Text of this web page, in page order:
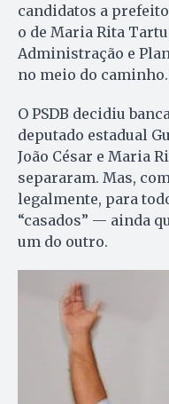
candidatos a
o de Maria Rita
Administração e
no meio do caminho.
O PSDB decidiu
deputado estadual
João César e Maria
separaram. Mas,
legalmente, para
“casados” — ainda
um do outro.